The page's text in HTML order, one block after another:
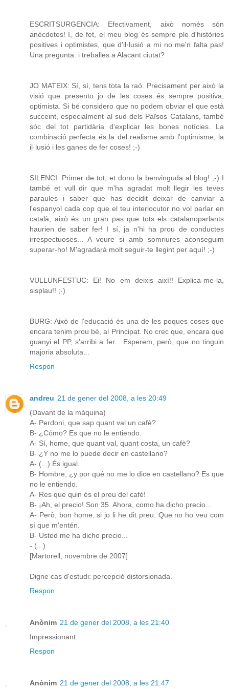
ESCRITSURGENCIA: Efectivament, això només són
anècdotes! I, de fet, el meu blog és sempre ple d'històries
positives i optimistes, que d'il·lusió a mi no me'n falta pas!
Una pregunta: i treballes a Alacant ciutat?
JO MATEIX: Sí, sí, tens tota la raó. Precisament per això la
visió que presento jo de les coses és sempre positiva,
optimista. Si bé considero que no podem obviar el que està
succeint, especialment al sud dels Països Catalans, també
sóc del tot partidària d'explicar les bones notícies. La
combinació perfecta és la del realisme amb l'optimisme, la
il·lusió i les ganes de fer coses! ;-)
SILENCI: Primer de tot, et dono la benvinguda al blog! ;-) I
també et vull dir que m'ha agradat molt llegir les teves
paraules i saber que has decidit deixar de canviar a
l'espanyol cada cop que el teu interlocutor no vol parlar en
català, això és un gran pas que tots els catalanoparlants
haurien de saber fer! I sí, ja n'hi ha prou de conductes
irrespectuoses... A veure si amb somriures aconseguim
superar-ho! M'agradarà molt seguir-te llegint per aquí! ;-)
VULLUNFESTUC: Ei! No em deixis així!! Explica-me-la,
sisplau!! ;-)
BURG: Això de l'educació és una de les poques coses que
encara tenim prou bé, al Principat. No crec que, encara que
guanyi el PP, s'arribi a fer... Esperem, però, que no tinguin
majoria absoluta...
Respon
andreu 21 de gener del 2008, a les 20:49
(Davant de la màquina)
A- Perdoni, que sap quant val un cafè?
B- ¿Cómo? Es que no le entiendo.
A- Sí, home, que quant val, quant costa, un cafè?
B- ¿Y no me lo puede decir en castellano?
A- (...) És igual.
B- Hombre, ¿y por qué no me lo dice en castellano? Es que
no le entiendo.
A- Res que quin és el preu del cafè!
B- ¡Ah, el precio! Son 35. Ahora, como ha dicho precio...
A- Però, bon home, si jo li he dit preu. Que no ho veu com
sí que m'entén.
B- Usted me ha dicho precio...
- (...)
[Martorell, novembre de 2007]
Digne cas d'estudi: percepció distorsionada.
Respon
Anònim 21 de gener del 2008, a les 21:40
Impressionant.
Respon
Anònim 21 de gener del 2008, a les 21:47